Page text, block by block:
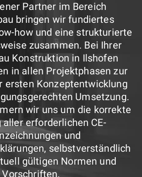
Partner im Bereich
bringen wir fundiertes
how und eine strukturierte
zusammen. Bei Ihrer
Konstruktion in Ilshofen
in allen Projektphasen zur
ersten Konzeptentwicklung
Umsetzung.
wir uns um die korrekte
aller erforderlichen CE-
und
selbstverständlich
gültigen Normen und
Vorschriften.